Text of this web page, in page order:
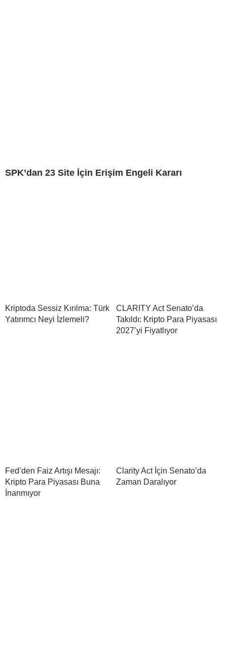
SPK’dan 23 Site İçin Erişim Engeli Kararı
Kriptoda Sessiz Kırılma: Türk
Yatırımcı Neyi İzlemeli?
CLARITY Act Senato’da
Takıldı: Kripto Para Piyasası
2027’yi Fiyatlıyor
Fed’den Faiz Artışı Mesajı:
Kripto Para Piyasası Buna
İnanmıyor
Clarity Act İçin Senato’da
Zaman Daralıyor